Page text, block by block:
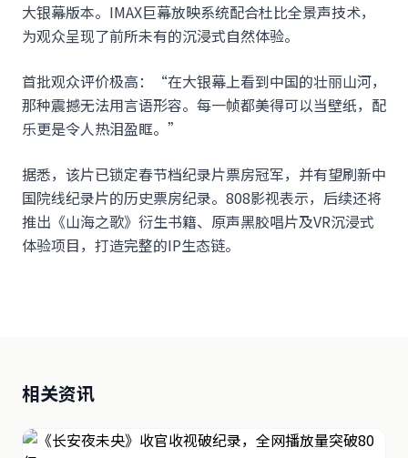
大银幕版本。IMAX巨幕放映系统配合杜比全景声技术，
为观众呈现了前所未有的沉浸式自然体验。
首批观众评价极高：“在大银幕上看到中国的壮丽山河，
那种震撼无法用言语形容。每一帧都美得可以当壁纸，配
乐更是令人热泪盈眶。”
据悉，该片已锁定春节档纪录片票房冠军，并有望刷新中
国院线纪录片的历史票房纪录。808影视表示，后续还将
推出《山海之歌》衍生书籍、原声黑胶唱片及VR沉浸式
体验项目，打造完整的IP生态链。
相关资讯